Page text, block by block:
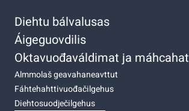
Diehtu bálvalusas
Áigeguovdilis
Oktavuođaváldimat ja máhcahat
Almmolaš geavahaneavttut
Fáhtehahttivuođačilgehus
Diehtosuodječilgehus